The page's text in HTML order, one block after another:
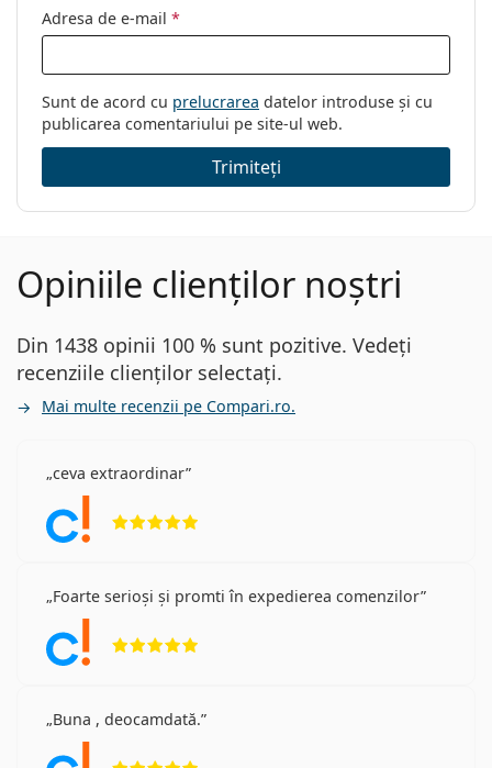
Adresa de e-mail *
Sunt de acord cu prelucrarea datelor introduse și cu
publicarea comentariului pe site-ul web.
Trimiteți
Opiniile clienților noștri
Din 1438 opinii 100 % sunt pozitive. Vedeți
recenziile clienților selectați.
Mai multe recenzii pe Compari.ro.
ceva extraordinar
Foarte serioși și promti în expedierea comenzilor
Buna , deocamdată.